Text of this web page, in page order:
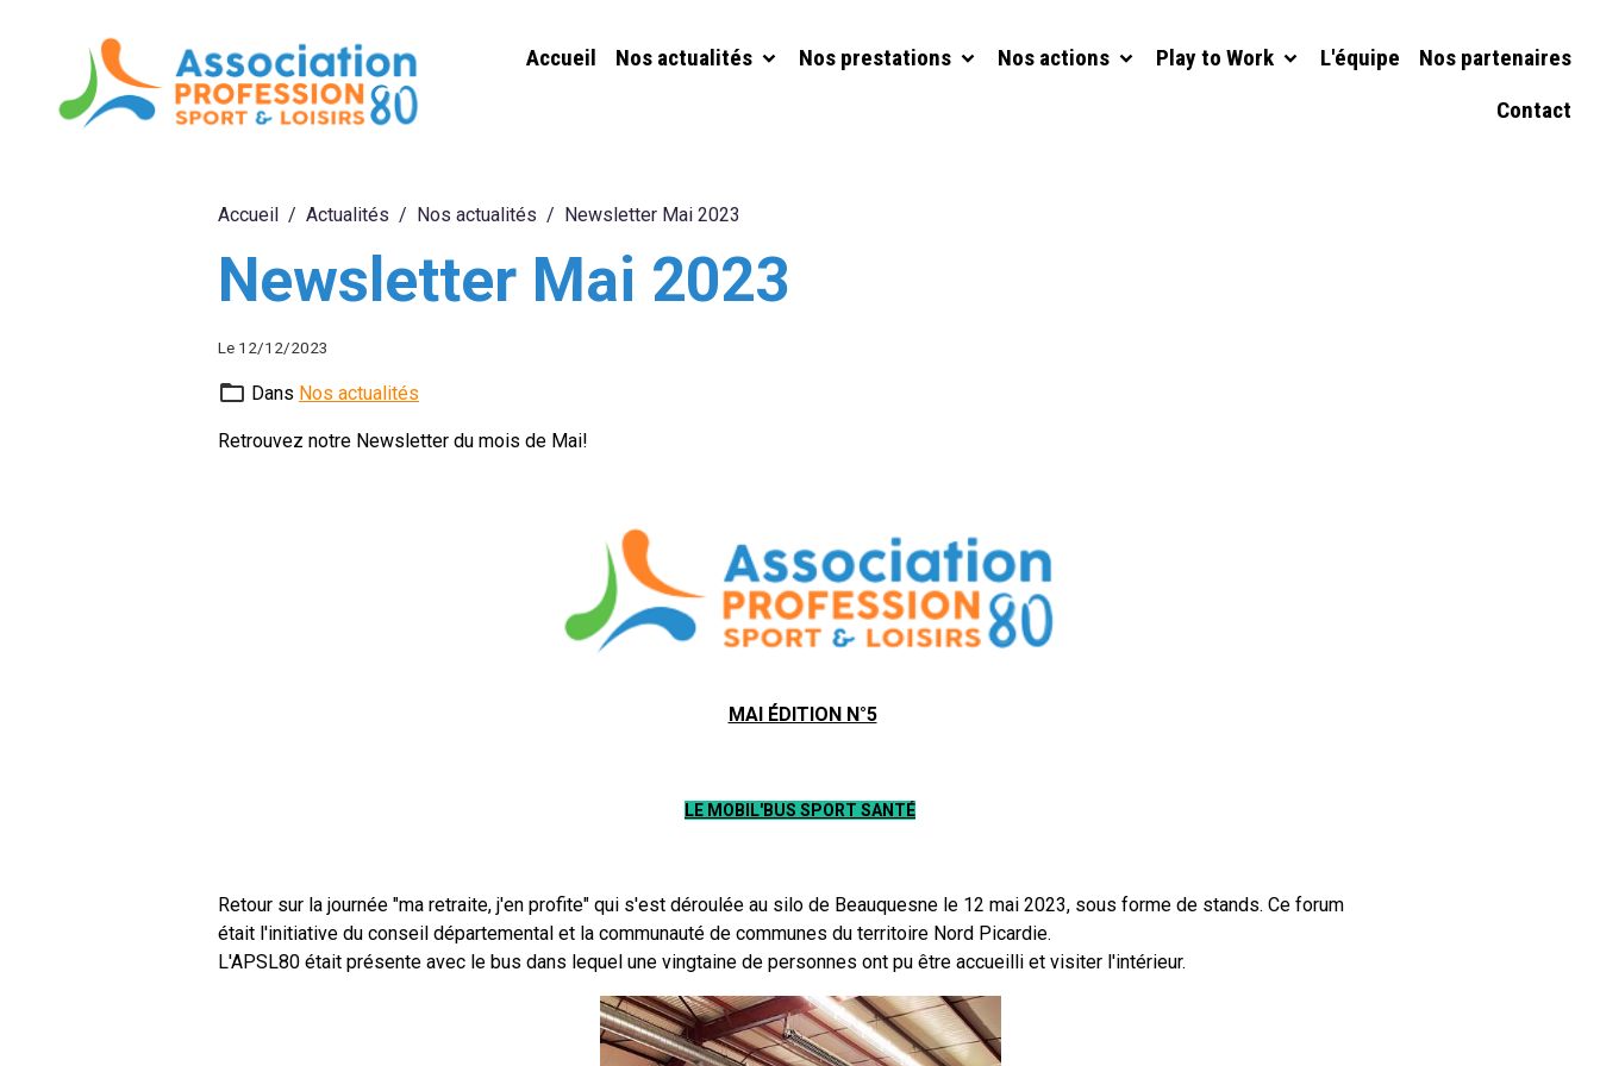
Accueil Nos actualités Nos prestations Nos actions Play to Work L'équipe
Nos partenaires
Contact
Accueil Actualités Nos actualités Newsletter Mai 2023
Newsletter Mai 2023
Le 12/12/2023
Dans Nos actualités
Retrouvez notre Newsletter du mois de Mai!
MAI ÉDITION N°5
LE MOBIL'BUS SPORT SANTÉ
Retour sur la journée "ma retraite, j'en profite" qui s'est déroulée au silo de Beauquesne le 12 mai 2023, sous forme de stands. Ce forum
était l'initiative du conseil départemental et la communauté de communes du territoire Nord Picardie.
L'APSL80 était présente avec le bus dans lequel une vingtaine de personnes ont pu être accueilli et visiter l'intérieur.